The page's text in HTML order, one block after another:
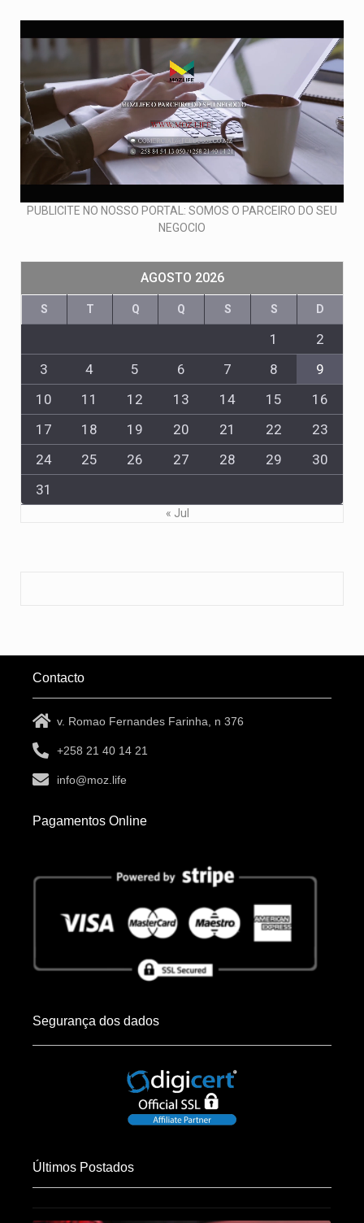
PUBLICITE NO NOSSO PORTAL: SOMOS O PARCEIRO DO SEU
NEGOCIO
AGOSTO 2026
S T Q Q S S D
1
2
3
4 5 6 7 8
9
10
11 12 13 14 15
16
17
18 19 20 21 22
23
24
25 26 27 28 29
30
31
« Jul
Contacto
v. Romao Fernandes Farinha, n 376
+258 21 40 14 21
info@moz.life
Pagamentos Online
Segurança dos dados
Últimos Postados